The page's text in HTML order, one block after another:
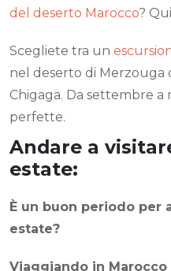
del deserto Marocco?
Scegliete tra un
nel deserto di Merzouga
Chigaga. Da settembre
perfette.
Andare a
estate:
È un buon periodo per
estate?
Viaggiando in Marocco